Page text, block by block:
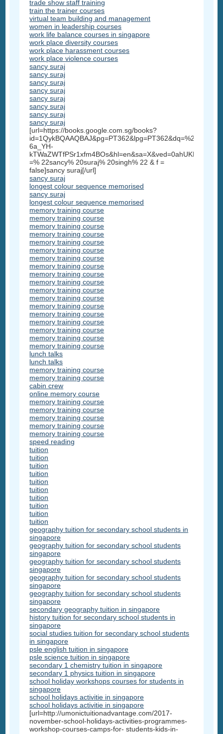
trade show staff training
train the trainer courses
virtual team building and management
women in leadership courses
work life balance courses in singapore
work place diversity courses
work place harassment courses
work place violence courses
sancy suraj
sancy suraj
sancy suraj
sancy suraj
sancy suraj
sancy suraj
sancy suraj
sancy suraj
[url=https://books.google.com.sg/books?
6a_YH-
=% 22sancy% 20suraj% 20singh% 22 & f =
false]sancy suraj[/url]
sancy suraj
longest colour sequence memorised
sancy suraj
longest colour sequence memorised
memory training course
memory training course
memory training course
memory training course
memory training course
memory training course
memory training course
memory training course
memory training course
memory training course
memory training course
memory training course
memory training course
memory training course
memory training course
memory training course
memory training course
memory training course
lunch talks
lunch talks
memory training course
memory training course
cabin crew
online memory course
memory training course
memory training course
memory training course
memory training course
memory training course
speed reading
tuition
tuition
tuition
tuition
tuition
tuition
tuition
tuition
tuition
tuition
geography tuition for secondary school students in
singapore
geography tuition for secondary school students
singapore
geography tuition for secondary school students
singapore
geography tuition for secondary school students
singapore
geography tuition for secondary school students
singapore
secondary geography tuition in singapore
history tuition for secondary school students in
singapore
social studies tuition for secondary school students
in singapore
psle english tuition in singapore
psle science tuition in singapore
secondary 1 chemistry tuition in singapore
secondary 1 physics tuition in singapore
school holiday workshops courses for students in
singapore
school holidays activitie in singapore
school holidays activitie in singapore
[url=http://umonictuitionadvantage.com/2017-
november-school-holidays-activities-programmes-
workshop-courses-camps-for- students-kids-in-